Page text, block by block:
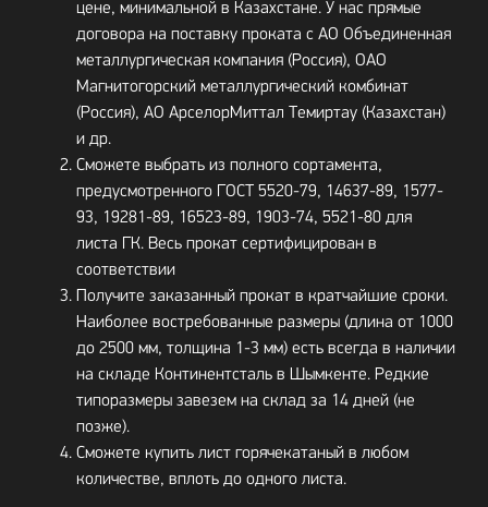
цене, минимальной в Казахстане. У нас прямые
договора на поставку проката с АО Объединенная
металлургическая компания (Россия), ОАО
Магнитогорский металлургический комбинат
(Россия), АО АрселорМиттал Темиртау (Казахстан)
и др.
Сможете выбрать из полного сортамента,
предусмотренного ГОСТ 5520-79, 14637-89, 1577-
93, 19281-89, 16523-89, 1903-74, 5521-80 для
листа ГК. Весь прокат сертифицирован в
соответствии
Получите заказанный прокат в кратчайшие сроки.
Наиболее востребованные размеры (длина от 1000
до 2500 мм, толщина 1-3 мм) есть всегда в наличии
на складе Континентсталь в Шымкенте. Редкие
типоразмеры завезем на склад за 14 дней (не
позже).
Сможете купить лист горячекатаный в любом
количестве, вплоть до одного листа.